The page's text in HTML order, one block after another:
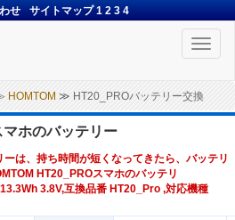
せ サイトマップ 1 2 3 4
Toggle
HOMTOM ≫ HT20_PROバッテリー交換
ホのバッテリー
は、持ち時間が短くなってきたら、バッテリ
HT20_PROスマホのバッテリ
3.8V,互換品番 HT20_Pro ,対応機種